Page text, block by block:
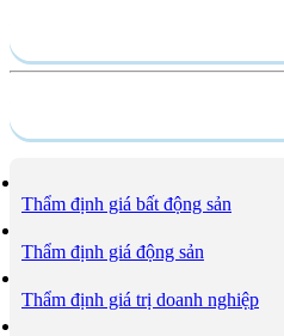
Thẩm định giá bất động sản
Thẩm định giá động sản
Thẩm định giá trị doanh nghiệp